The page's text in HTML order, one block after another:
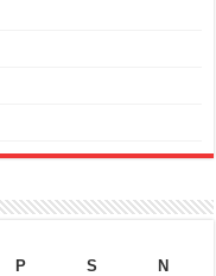
P S
N